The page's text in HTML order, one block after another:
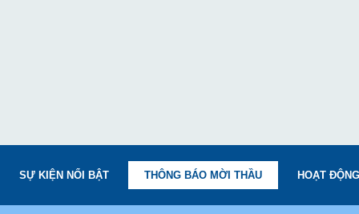
SỰ KIỆN NỔI BẬT THÔNG BÁO MỜI THẦU HOẠT